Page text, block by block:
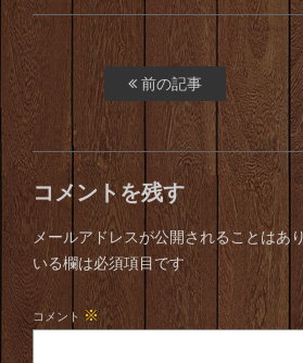
前の記事
コメントを残す
メールアドレスが公開されることはあ
いる欄は必須項目です
コメント ※